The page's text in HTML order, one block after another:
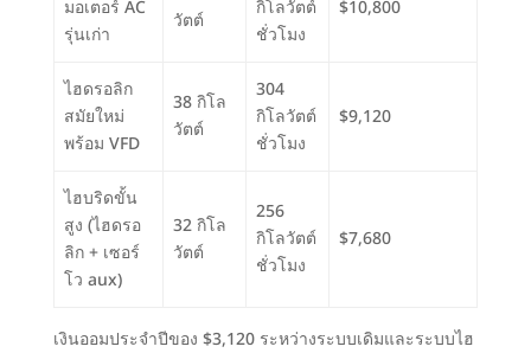
มอเตอร์ AC
รุ่นเก่า
วัตต์
กิโลวัตต์
ชั่วโมง
$10,800
ไฮดรอลิก
สมัยใหม่
พร้อม VFD
38 กิโล
วัตต์
304
กิโลวัตต์
ชั่วโมง
$9,120
ไฮบริดขั้น
สูง (ไฮดรอ
ลิก + เซอร์
โว aux)
32 กิโล
วัตต์
256
กิโลวัตต์
ชั่วโมง
$7,680
เงินออมประจำปีของ $3,120 ระหว่างระบบเดิมและระบบไฮ